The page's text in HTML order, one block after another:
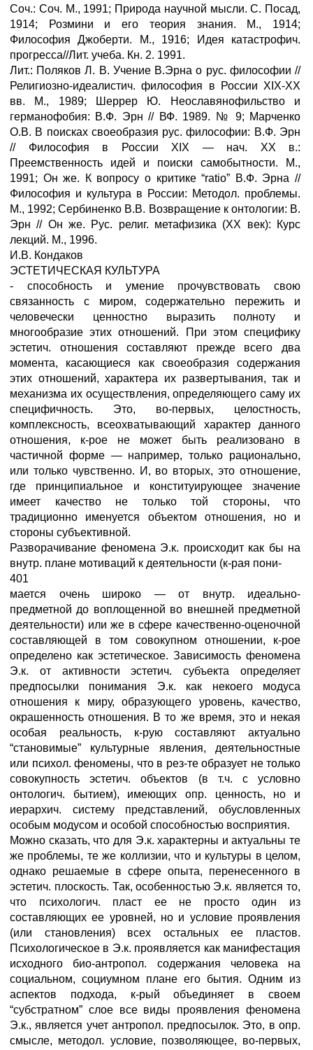
Соч.: Соч. М., 1991; Природа научной мысли. С. Посад,
1914; Розмини и его теория знания. М., 1914;
Философия Джоберти. М., 1916; Идея катастрофич.
прогресса//Лит. учеба. Кн. 2. 1991.
Лит.: Поляков Л. В. Учение В.Эрна о рус. философии //
Религиозно-идеалистич. философия в России XIX-XX
вв. М., 1989; Шеррер Ю. Неославянофильство и
германофобия: В.Ф. Эрн // ВФ. 1989. № 9; Марченко
О.В. В поисках своеобразия рус. философии: В.Ф. Эрн
// Философия в России XIX — нач. XX в.:
Преемственность идей и поиски самобытности. М.,
1991; Он же. К вопросу о критике “ratio” В.Ф. Эрна //
Философия и культура в России: Методол. проблемы.
М., 1992; Сербиненко В.В. Возвращение к онтологии: В.
Эрн // Он же. Рус. религ. метафизика (XX век): Курс
лекций. М., 1996.
И.В. Кондаков
ЭСТЕТИЧЕСКАЯ КУЛЬТУРА
- способность и умение прочувствовать свою
связанность с миром, содержательно пережить и
человечески ценностно выразить полноту и
многообразие этих отношений. При этом специфику
эстетич. отношения составляют прежде всего два
момента, касающиеся как своеобразия содержания
этих отношений, характера их развертывания, так и
механизма их осуществления, определяющего саму их
специфичность. Это, во-первых, целостность,
комплексность, всеохватывающий характер данного
отношения, к-рое не может быть реализовано в
частичной форме — например, только рационально,
или только чувственно. И, во вторых, это отношение,
где принципиальное и конституирующее значение
имеет качество не только той стороны, что
традиционно именуется объектом отношения, но и
стороны субъективной.
Разворачивание феномена Э.к. происходит как бы на
внутр. плане мотиваций к деятельности (к-рая пони-
401
мается очень широко — от внутр. идеально-
предметной до воплощенной во внешней предметной
деятельности) или же в сфере качественно-оценочной
составляющей в том совокупном отношении, к-рое
определено как эстетическое. Зависимость феномена
Э.к. от активности эстетич. субъекта определяет
предпосылки понимания Э.к. как некоего модуса
отношения к миру, образующего уровень, качество,
окрашенность отношения. В то же время, это и некая
особая реальность, к-рую составляют актуально
“становимые” культурные явления, деятельностные
или психол. феномены, что в рез-те образует не только
совокупность эстетич. объектов (в т.ч. с условно
онтологич. бытием), имеющих опр. ценность, но и
иерархич. систему представлений, обусловленных
особым модусом и особой способностью восприятия.
Можно сказать, что для Э.к. характерны и актуальны те
же проблемы, те же коллизии, что и культуры в целом,
однако решаемые в сфере опыта, перенесенного в
эстетич. плоскость. Так, особенностью Э.к. является то,
что психологич. пласт ее не просто один из
составляющих ее уровней, но и условие проявления
(или становления) всех остальных ее пластов.
Психологическое в Э.к. проявляется как манифестация
исходного био-антропол. содержания человека на
социальном, социумном плане его бытия. Одним из
аспектов подхода, к-рый объединяет в своем
“субстратном” слое все виды проявления феномена
Э.к., является учет антропол. предпосылок. Это, в опр.
смысле, методол. условие, позволяющее, во-первых,